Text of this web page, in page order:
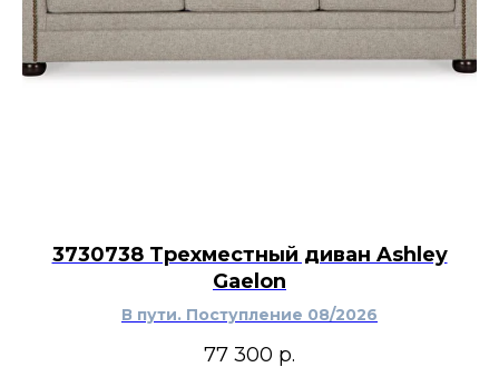
3730738 Трехместный диван Ashley
Gaelon
В пути. Поступление 08/2026
77 300 р.